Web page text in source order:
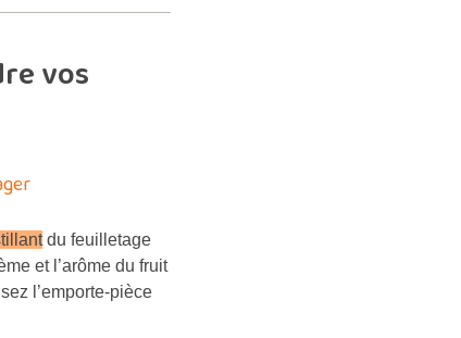
vos
du feuilletage
et l’arôme du fruit
l’emporte-pièce